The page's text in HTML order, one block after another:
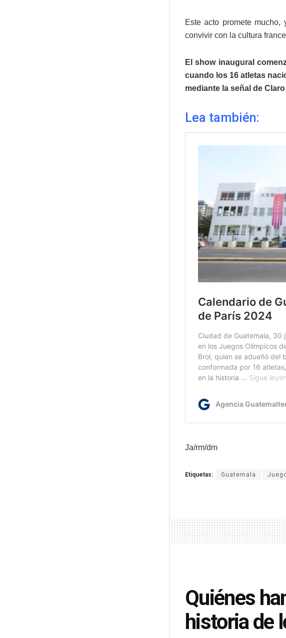
Este acto promete
convivir con la cultura
El show inaugural
cuando los 16 atletas
mediante la señal de
Lea también:
Ja/rm/dm
Etiquetas: Guatemala
Quiénes
historia de